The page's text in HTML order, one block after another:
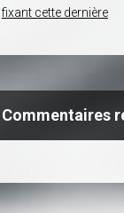
fixant cette dernière
Commentaires